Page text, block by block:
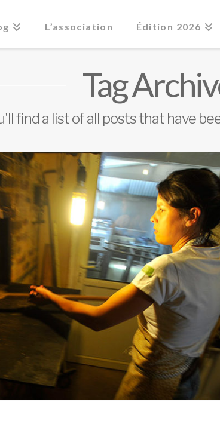
L’association Édition 2026
Tag
find a list of all posts that have